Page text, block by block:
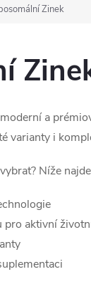
Zinek
a
varianty i
Níže
pro aktivní